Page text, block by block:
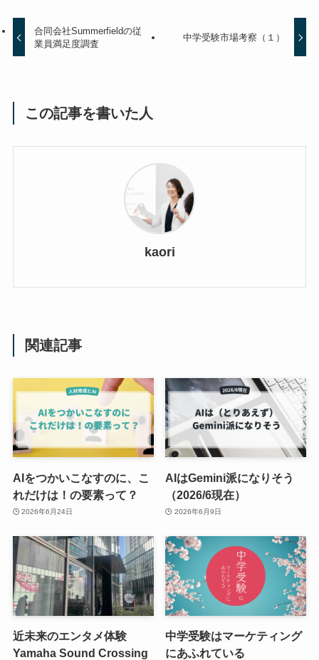
合同会社Summerfieldの従
業員満足度調査
中学受験市場考察（１）
この記事を書いた人
kaori
関連記事
AIをつかいこなすのに、こ
れだけは！の要素って？
2026年6月24日
AIはGemini派になりそう
（2026/6現在）
2026年6月9日
近未来のエンタメ体験
Yamaha Sound Crossing
中学受験はマーケティング
にあふれている